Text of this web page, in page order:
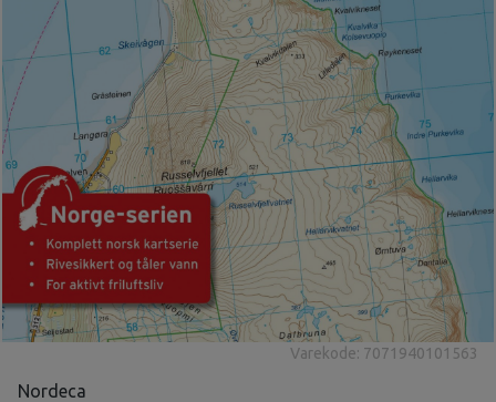
Varekode: 7071940101563
Nordeca